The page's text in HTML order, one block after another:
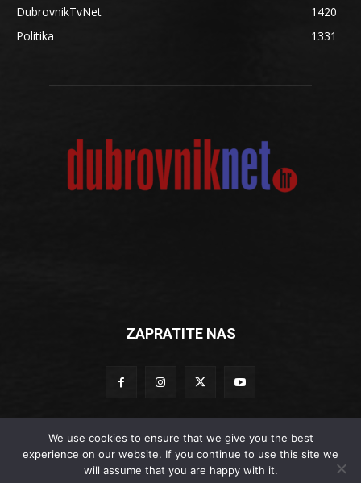
DubrovnikTvNet
1420
Politika
1331
ZAPRATITE NAS
© Dubrovniknet.hr 2019
We use cookies to ensure that we give you the best
experience on our website. If you continue to use this site we
will assume that you are happy with it.